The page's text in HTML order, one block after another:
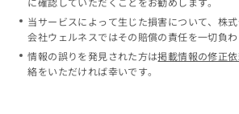
当サービスによって生じた損害について、株
会社ウェルネスではその賠償の責任を一切負わ
情報の誤りを発見された方は掲載情報の修正
絡をいただければ幸いです。